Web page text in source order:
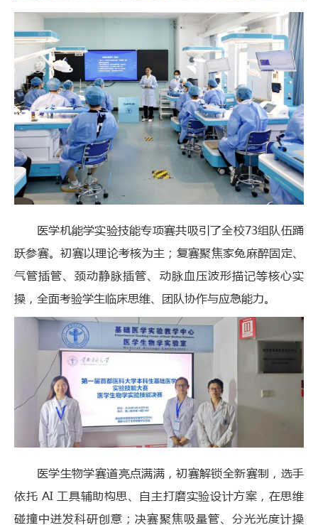
医学机能学实验技能专项赛共吸引了全校73组队伍踊
跃参赛。初赛以理论考核为主；复赛聚焦家兔麻醉固定、
气管插管、颈动静脉插管、动脉血压波形描记等核心实
操，全面考验学生临床思维、团队协作与应急能力。
医学生物学赛道亮点满满，初赛解锁全新赛制，选手
依托 AI 工具辅助构思、自主打磨实验设计方案，在思维
碰撞中迸发科研创意；决赛聚焦吸量管、分光光度计操